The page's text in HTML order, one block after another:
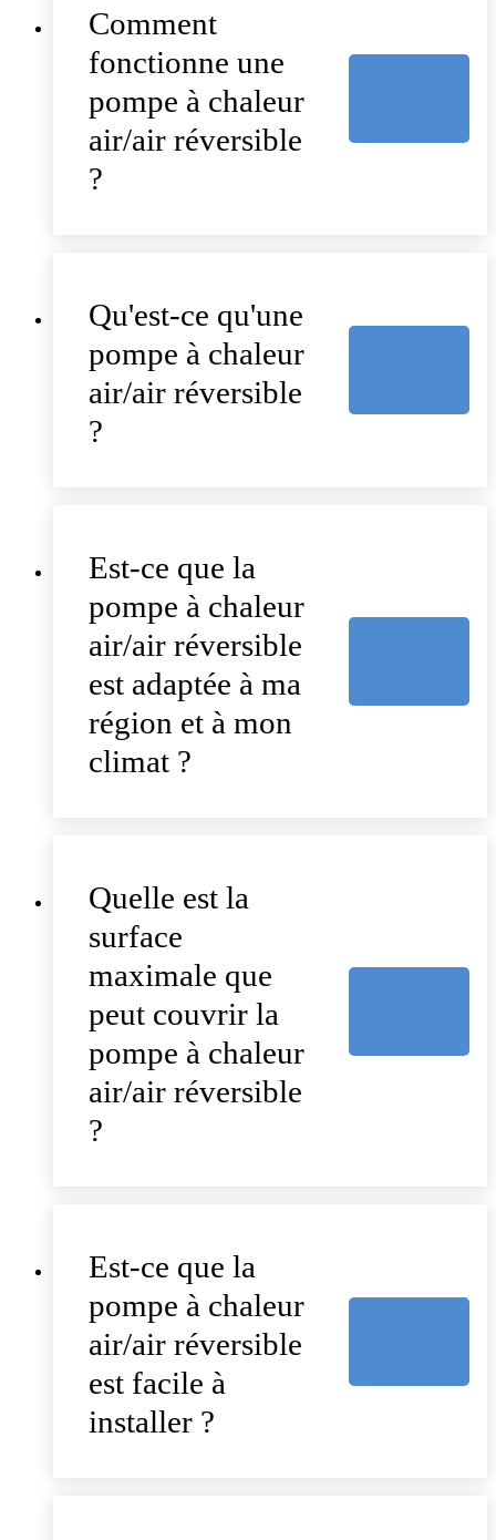
Comment
fonctionne une
pompe à chaleur
air/air réversible
?
Qu'est-ce qu'une
pompe à chaleur
air/air réversible
?
Est-ce que la
pompe à chaleur
air/air réversible
est adaptée à ma
région et à mon
climat ?
Quelle est la
surface
maximale que
peut couvrir la
pompe à chaleur
air/air réversible
?
Est-ce que la
pompe à chaleur
air/air réversible
est facile à
installer ?